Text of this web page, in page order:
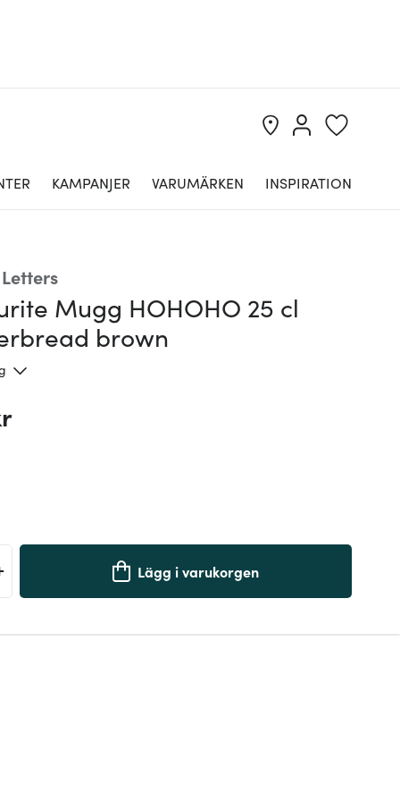
KAMPANJER VARUMÄRKEN INSPIRATION
Mugg HOHOHO 25 cl
brown
Lägg i varukorgen